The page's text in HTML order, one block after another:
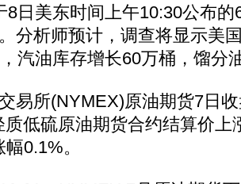
8日美东时间上午10:30公布
分析师预计，调查将显示美
汽油库存增长60万桶，馏分
所(NYMEX)原油期货7日收
低硫原油期货合约结算价上
0.1%。